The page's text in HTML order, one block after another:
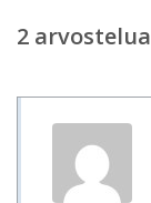
2 arvostelua